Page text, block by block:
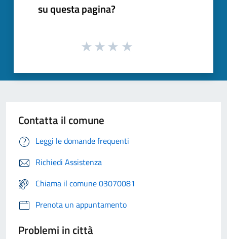
su questa pagina?
Contatta il comune
Leggi le domande frequenti
Richiedi Assistenza
Chiama il comune 03070081
Prenota un appuntamento
Problemi in città